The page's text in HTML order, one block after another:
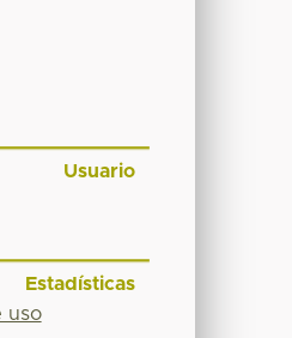
Usuario
Estadísticas
uso